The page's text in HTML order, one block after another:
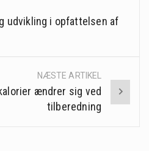
udvikling i opfattelsen af
NÆSTE ARTIKEL
ændrer sig ved
tilberedning